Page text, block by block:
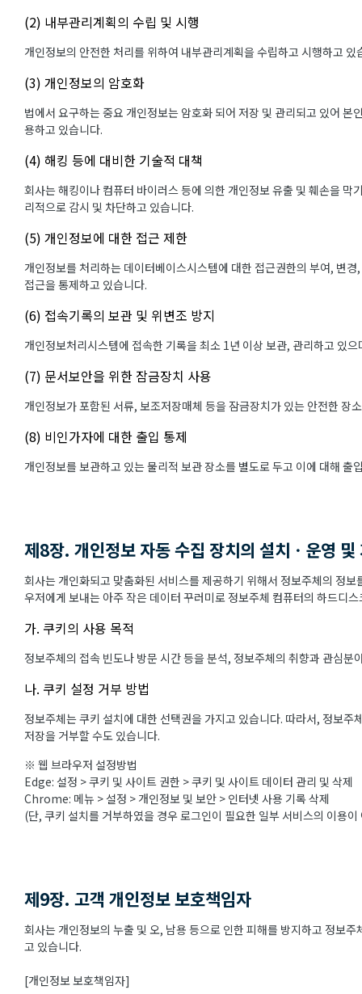
(2) 내부관리계획의 수립 및 시행
개인정보의 안전한 처리를 위하여 내부관리계획을 수립하고 시행하고 있
(3) 개인정보의 암호화
법에서 요구하는 중요 개인정보는 암호화 되어 저장 및 관리되고 있어
용하고 있습니다.
(4) 해킹 등에 대비한 기술적 대책
회사는 해킹이나 컴퓨터 바이러스 등에 의한 개인정보 유출 및 훼손을
리적으로 감시 및 차단하고 있습니다.
(5) 개인정보에 대한 접근 제한
개인정보를 처리하는 데이터베이스시스템에 대한 접근권한의 부여, 변
접근을 통제하고 있습니다.
(6) 접속기록의 보관 및 위변조 방지
개인정보처리시스템에 접속한 기록을 최소 1년 이상 보관, 관리하고 있
(7) 문서보안을 위한 잠금장치 사용
개인정보가 포함된 서류, 보조저장매체 등을 잠금장치가 있는 안전한 장
(8) 비인가자에 대한 출입 통제
개인정보를 보관하고 있는 물리적 보관 장소를 별도로 두고 이에 대해 출
제8장. 개인정보 자동 수집 장치의 설치ㆍ운영 및
회사는 개인화되고 맞춤화된 서비스를 제공하기 위해서 정보주체의 정
우저에게 보내는 아주 작은 데이터 꾸러미로 정보주체 컴퓨터의 하드디
가. 쿠키의 사용 목적
정보주체의 접속 빈도나 방문 시간 등을 분석, 정보주체의 취향과 관심
나. 쿠키 설정 거부 방법
정보주체는 쿠키 설치에 대한 선택권을 가지고 있습니다. 따라서, 정보
저장을 거부할 수도 있습니다.
※ 웹 브라우저 설정방법
Edge: 설정 > 쿠키 및 사이트 권한 > 쿠키 및 사이트 데이터 관리 및 삭제
Chrome: 메뉴 > 설정 > 개인정보 및 보안 > 인터넷 사용 기록 삭제
(단, 쿠키 설치를 거부하였을 경우 로그인이 필요한 일부 서비스의 이용
제9장. 고객 개인정보 보호책임자
회사는 개인정보의 누출 및 오, 남용 등으로 인한 피해를 방지하고 정보
고 있습니다.
[개인정보 보호책임자]